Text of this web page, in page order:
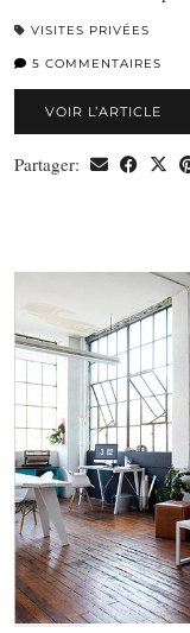
VISITES PRIVÉES
5 COMMENTAIRES
VOIR L’ARTICLE
Partager: